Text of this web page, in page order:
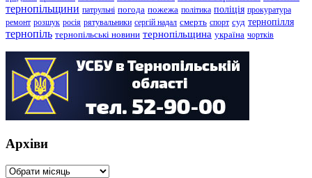
тернопільщини патрульні погода пожежа політика поліція прокуратура
ремонт розшук росія рятувальники сергій надал смерть спорт суд тернопілля
тернопіль тернопільські новини тернопільщина україна чортків
Архіви
Архіви